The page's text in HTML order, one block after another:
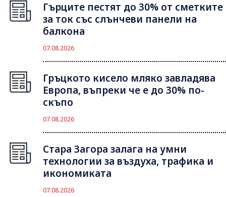
Гърците пестят до 30% от сметките
за ток със слънчеви панели на
балкона
07.08.2026
Гръцкото кисело мляко завладява
Европа, въпреки че е до 30% по-
скъпо
07.08.2026
Стара Загора залага на умни
технологии за въздуха, трафика и
икономиката
07.08.2026